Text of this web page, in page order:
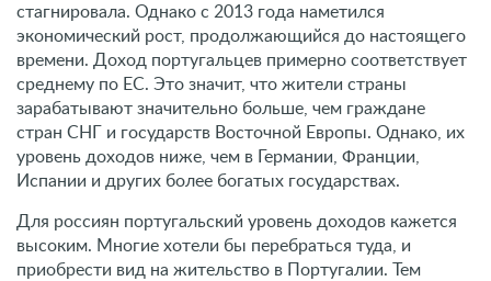
стагнировала. Однако с 2013 года наметился
экономический рост, продолжающийся до настоящего
времени. Доход португальцев примерно соответствует
среднему по ЕС. Это значит, что жители страны
зарабатывают значительно больше, чем граждане
стран СНГ и государств Восточной Европы. Однако, их
уровень доходов ниже, чем в Германии, Франции,
Испании и других более богатых государствах.
Для россиян португальский уровень доходов кажется
высоким. Многие хотели бы перебраться туда, и
приобрести вид на жительство в Португалии. Тем